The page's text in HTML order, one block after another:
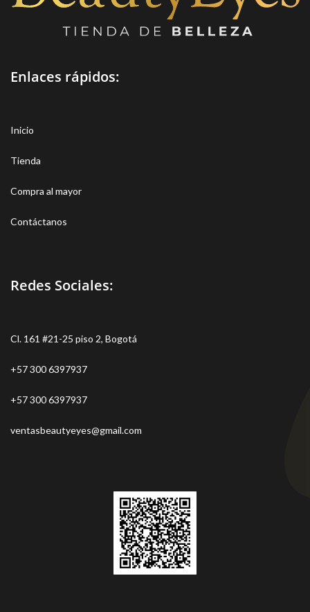
Enlaces rápidos:
Inicio
Tienda
Compra al mayor
Contáctanos
Redes Sociales:
Cl. 161 #21-25 piso 2, Bogotá
+57 300 6397937
+57 300 6397937
ventasbeautyeyes@gmail.com